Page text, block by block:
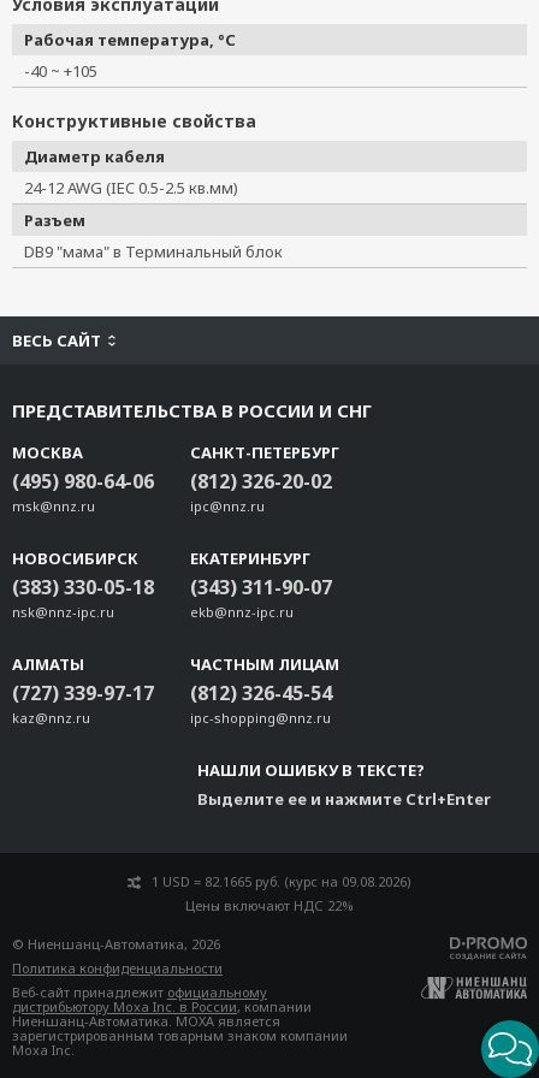
CBL-RJ45F25-150
CBL-M25M9x2-50
TB-F25
ADP-SCm-STf-M
CBL-USBAP-50
CBL-M12(FF5P)/OPEN-100 IP67
CBL-M12D(MM4P)/RJ45-100 IP67
CBL-RJ458P-100
A-PLG-WPRJ
CBL-PJTB-10 (Power Jack to TB Power Cable)
A-CAP-WPRJ45-MC
AVK-17
CBL-F9M9-20
CBL-M23(FF6P)/OPEN-BK-100 IP67
CBL-M12DFF4PRJ45-BK-10-IP67
Рабочая температура, °C
-40 ~ +105
Конструктивные свойства
Диаметр кабеля
24-12 AWG (IEC 0.5-2.5 кв.мм)
Разъем
DB9 "мама" в Терминальный блок
ВЕСЬ САЙТ
ПРЕДСТАВИТЕЛЬСТВА В РОССИИ И СНГ
МОСКВА
(495) 980-64-06
msk@nnz.ru
САНКТ-ПЕТЕРБУРГ
(812) 326-20-02
ipc@nnz.ru
НОВОСИБИРСК
(383) 330-05-18
nsk@nnz-ipc.ru
ЕКАТЕРИНБУРГ
(343) 311-90-07
ekb@nnz-ipc.ru
АЛМАТЫ
(727) 339-97-17
kaz@nnz.ru
ЧАСТНЫМ ЛИЦАМ
(812) 326-45-54
ipc-shopping@nnz.ru
НАШЛИ ОШИБКУ В ТЕКСТЕ?
Выделите ее и нажмите Ctrl+Enter
1 USD = 82.1665 руб. (курс на 09.08.2026)
Цены включают НДС 22%
© Ниеншанц-Автоматика, 2026
Политика конфиденциальности
Веб-сайт принадлежит официальному
дистрибьютору Moxa Inc. в России, компании
Ниеншанц-Автоматика. MOXA является
зарегистрированным товарным знаком компании
Moxa Inc.